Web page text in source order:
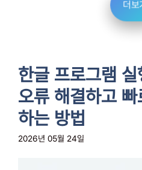
더보
한글 프로그램
오류 해결하고
하는 방법
2026년 05월 24일